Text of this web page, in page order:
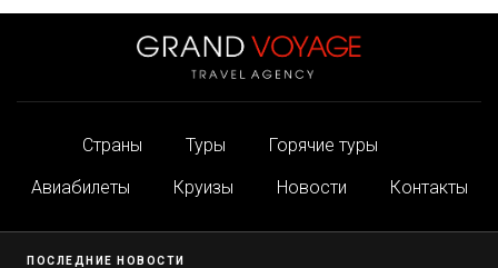
Страны Туры
Горячие туры
Авиабилеты
Круизы Новости Контакты
ПОСЛЕДНИЕ НОВОСТИ